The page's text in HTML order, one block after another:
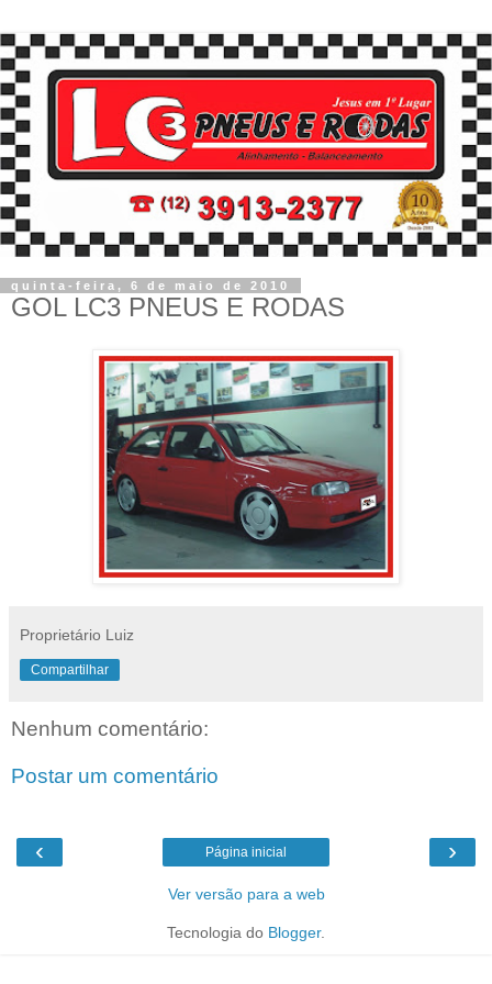
quinta-feira, 6 de maio de 2010
GOL LC3 PNEUS E RODAS
Proprietário Luiz
Compartilhar
Nenhum comentário:
Postar um comentário
‹ ›
Página inicial
Ver versão para a web
Tecnologia do Blogger.